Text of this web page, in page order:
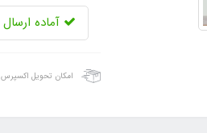
آماده ارسال
امکان تحویل اکسپرس